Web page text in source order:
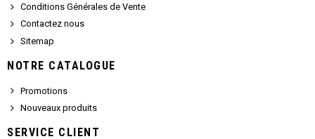
Conditions Générales de Vente
Contactez nous
Sitemap
NOTRE CATALOGUE
Promotions
Nouveaux produits
SERVICE CLIENT